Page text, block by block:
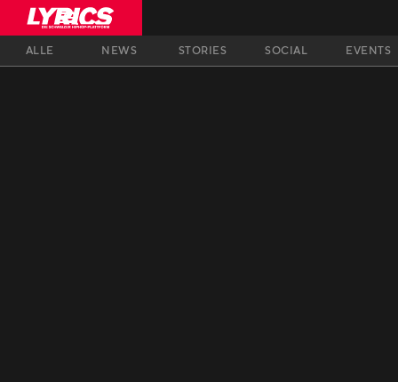
ALLE NEWS STORIES SOCIAL EVENTS